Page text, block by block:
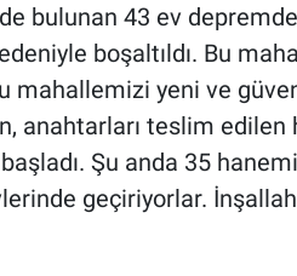
bulunan 43 ev
boşaltıldı. Bu
mahallemizi yeni ve
anahtarları teslim
Şu anda 35
geçiriyorlar.